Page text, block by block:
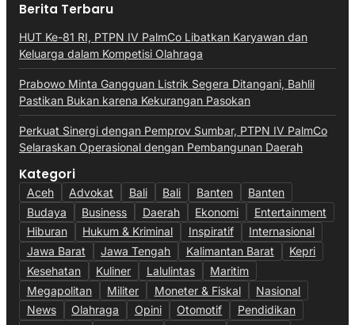
Berita Terbaru
HUT Ke-81 RI, PTPN IV PalmCo Libatkan Karyawan dan
Keluarga dalam Kompetisi Olahraga
Prabowo Minta Gangguan Listrik Segera Ditangani, Bahlil
Pastikan Bukan karena Kekurangan Pasokan
Perkuat Sinergi dengan Pemprov Sumbar, PTPN IV PalmCo
Selaraskan Operasional dengan Pembangunan Daerah
Kategori
Aceh Advokat Bali Bali Banten
Banten
Budaya
Business Daerah Ekonomi
Entertainment
Hiburan
Hukum & Kriminal Inspiratif
Internasional
Jawa Barat
Jawa Tengah Kalimantan Barat
Kepri
Kesehatan
Kuliner Lalulintas
Maritim
Megapolitan
Militer Moneter & Fiskal
Nasional
News
Olahraga Opini Otomotif
Pendidikan